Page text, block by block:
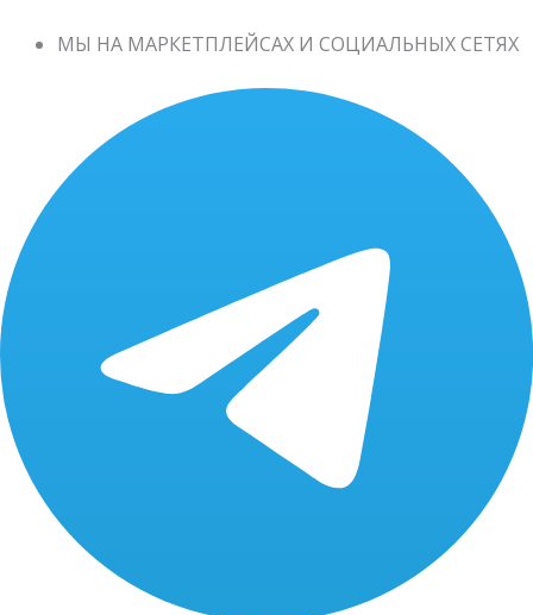
МЫ НА МАРКЕТПЛЕЙСАХ И СОЦИАЛЬНЫХ СЕТЯХ